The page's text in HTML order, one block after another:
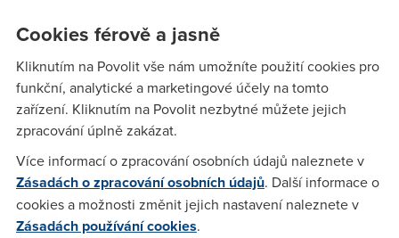
wojta(1.6.2004 00:13:59)
Jo jo. Zvlast to Volny. Stahnout vic jak 200MB za den a hned
jste zatracenej parchant stahovac. A jednou dokonce 1 GB,
tak to je rovnou na odstrel.
M(1.6.2004 19:18:23)
Cookies férově a jasně
Kliknutím na Povolit vše nám umožníte použití cookies pro
funkční, analytické a marketingové účely na tomto
zařízení. Kliknutím na Povolit nezbytné můžete jejich
zpracování úplně zakázat.
Více informací o zpracování osobních údajů naleznete v
Zásadách o zpracování osobních údajů. Další informace o
cookies a možnosti změnit jejich nastavení naleznete v
Zásadách používání cookies.